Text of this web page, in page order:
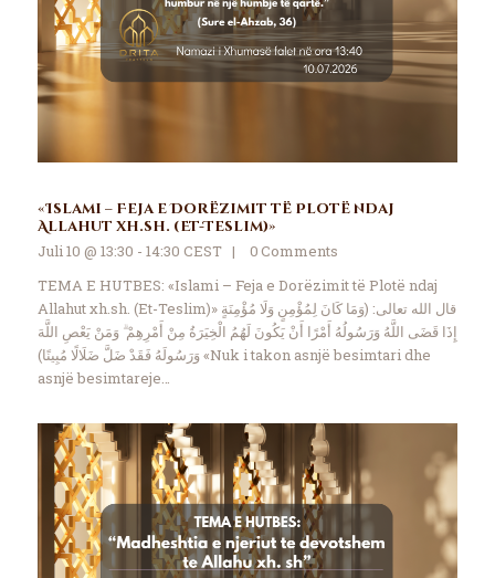
«Islami – Feja e Dorëzimit të Plotë ndaj
Allahut xh.sh. (Et-Teslim)»
Juli 10 @ 13:30 - 14:30 CEST
0Comments
TEMA E HUTBES: «Islami – Feja e Dorëzimit të Plotë ndaj
Allahut xh.sh. (Et-Teslim)» قال الله تعالى: (وَمَا كَانَ لِمُؤْمِنٍ وَلَا مُؤْمِنَةٍ
إِذَا قَضَى اللَّهُ وَرَسُولُهُ أَمْرًا أَنْ يَكُونَ لَهُمُ الْخِيَرَةُ مِنْ أَمْرِهِمْ ۗ وَمَنْ يَعْصِ اللَّهَ
وَرَسُولَهُ فَقَدْ ضَلَّ ضَلَالًا مُبِينًا) «Nuk i takon asnjë besimtari dhe
asnjë besimtareje…